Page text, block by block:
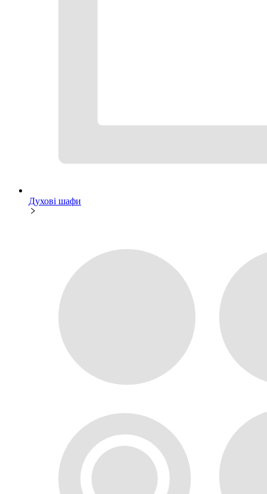
Духові шафи